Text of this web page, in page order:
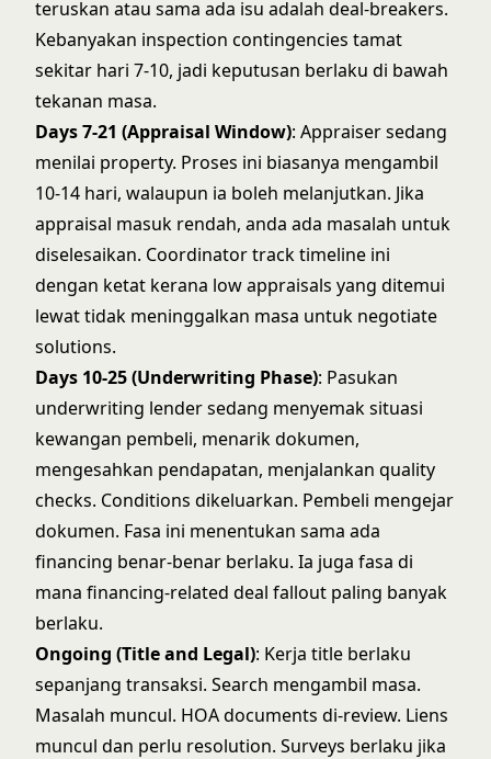
teruskan atau sama ada isu adalah deal-breakers.
Kebanyakan inspection contingencies tamat
sekitar hari 7-10, jadi keputusan berlaku di bawah
tekanan masa.
Days 7-21 (Appraisal Window): Appraiser sedang
menilai property. Proses ini biasanya mengambil
10-14 hari, walaupun ia boleh melanjutkan. Jika
appraisal masuk rendah, anda ada masalah untuk
diselesaikan. Coordinator track timeline ini
dengan ketat kerana low appraisals yang ditemui
lewat tidak meninggalkan masa untuk negotiate
solutions.
Days 10-25 (Underwriting Phase): Pasukan
underwriting lender sedang menyemak situasi
kewangan pembeli, menarik dokumen,
mengesahkan pendapatan, menjalankan quality
checks. Conditions dikeluarkan. Pembeli mengejar
dokumen. Fasa ini menentukan sama ada
financing benar-benar berlaku. Ia juga fasa di
mana financing-related deal fallout paling banyak
berlaku.
Ongoing (Title and Legal): Kerja title berlaku
sepanjang transaksi. Search mengambil masa.
Masalah muncul. HOA documents di-review. Liens
muncul dan perlu resolution. Surveys berlaku jika